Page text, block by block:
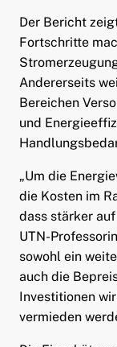
Der Bericht
Fortschritte
Andererseits
Bereichen
und
„Um die
die Kosten im
dass stärker
UTN-
sowohl ein
auch die
Investitionen
vermieden